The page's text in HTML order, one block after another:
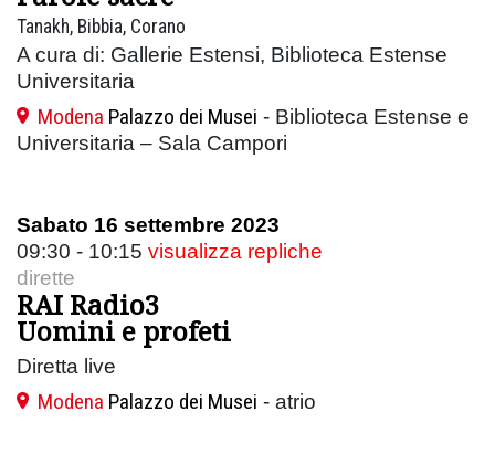
Tanakh, Bibbia, Corano
A cura di: Gallerie Estensi, Biblioteca Estense
Universitaria
Modena Palazzo dei Musei - Biblioteca Estense e
Universitaria – Sala Campori
Sabato 16 settembre 2023
09:30 - 10:15 visualizza repliche
dirette
RAI Radio3
Uomini e profeti
Diretta live
Modena Palazzo dei Musei - atrio